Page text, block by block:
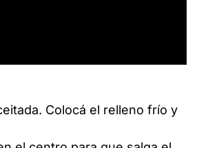
Colocá el relleno frío y